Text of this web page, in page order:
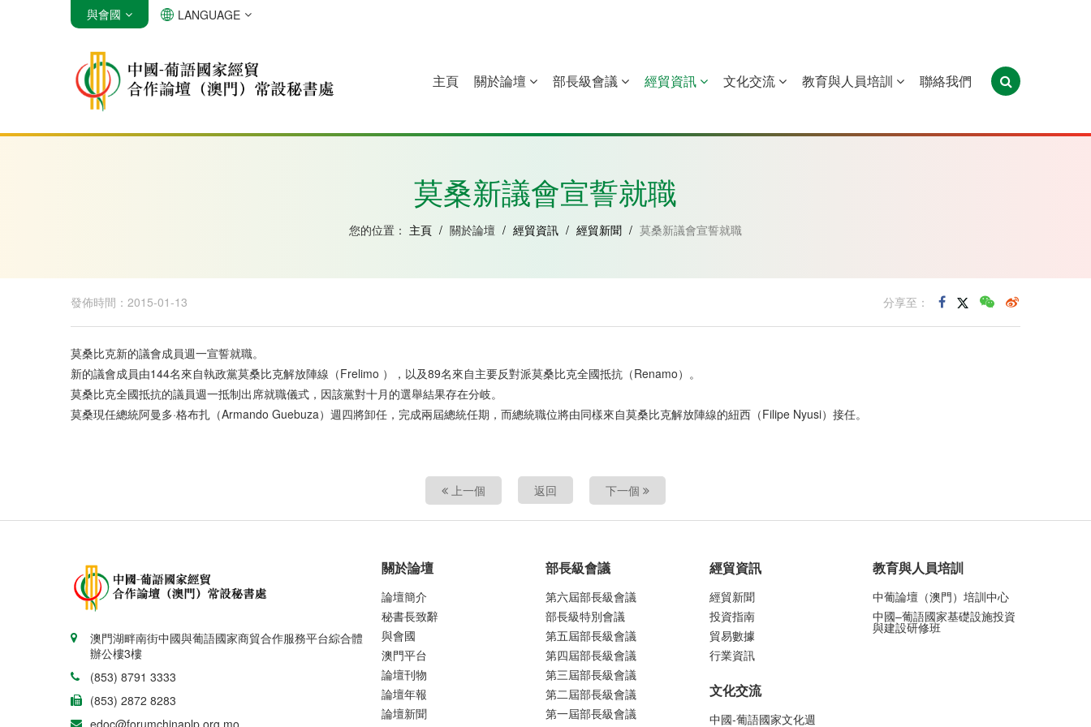
安哥拉 巴西 佛得角 幾內亞比紹 赤道幾內亞 莫桑比克 葡萄牙 聖多美和普林西比 東帝汶
與會國 LANGUAGE
主頁 關於論壇 部長級會議 經貿資訊 文化交流 教育與人員培訓 聯絡我們
莫桑新議會宣誓就職
您的位置： 主頁 / 關於論壇 / 經貿資訊 / 經貿新聞 / 莫桑新議會宣誓就職
發佈時間：2015-01-13 分享至：
莫桑比克新的議會成員週一宣誓就職。
新的議會成員由144名來自執政黨莫桑比克解放陣線（Frelimo ），以及89名來自主要反對派莫桑比克全國抵抗（Renamo）。
莫桑比克全國抵抗的議員週一抵制出席就職儀式，因該黨對十月的選舉結果存在分岐。
莫桑現任總統阿曼多·格布扎（Armando Guebuza）週四將卸任，完成兩屆總統任期，而總統職位將由同樣來自莫桑比克解放陣線的紐西（Filipe Nyusi）接任。
上一個 返回 下一個
澳門湖畔南街中國與葡語國家商貿合作服務平台綜合體
辦公樓3樓
(853) 8791 3333
(853) 2872 8283
edoc@forumchinaplp.org.mo
關於論壇
論壇簡介
秘書長致辭
與會國
澳門平台
論壇刊物
論壇年報
論壇新聞
部長級會議
第六屆部長級會議
部長級特別會議
第五屆部長級會議
第四屆部長級會議
第三屆部長級會議
第二屆部長級會議
第一屆部長級會議
經貿資訊
經貿新聞
投資指南
貿易數據
行業資訊
文化交流
中國-葡語國家文化週
教育與人員培訓
中葡論壇（澳門）培訓中心
中國–葡語國家基礎設施投資
與建設研修班